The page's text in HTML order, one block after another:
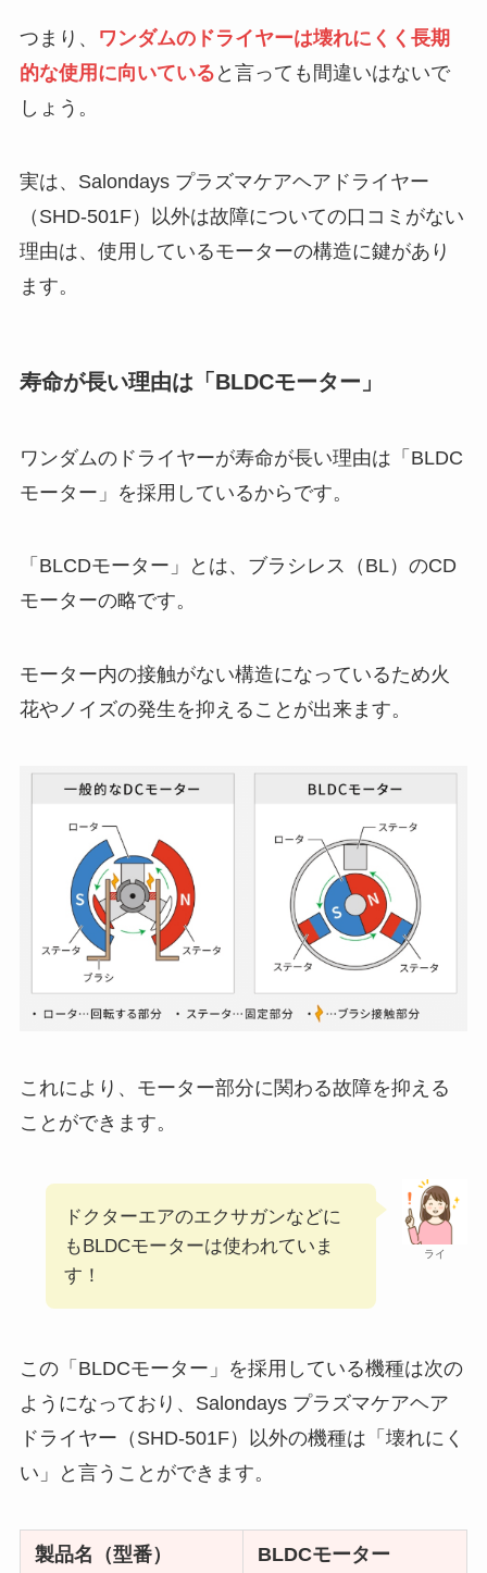
つまり、
ワンダムのドライヤーは壊れにくく長期
的な使用に向いている と言っても間違いはないで
しょう。
実は、Salondays プラズマケアヘアドライヤー
（SHD-501F）以外は故障についての口コミがない
理由は、使用しているモーターの構造に鍵があり
ます。
寿命が長い理由は「BLDCモーター」
ワンダムのドライヤーが寿命が長い理由は「BLDC
モーター」を採用しているからです。
「BLCDモーター」とは、ブラシレス（BL）のCD
モーターの略です。
モーター内の接触がない構造になっているため火
花やノイズの発生を抑えることが出来ます。
これにより、モーター部分に関わる故障を抑える
ことができます。
ライ
ドクターエアのエクサガンなどに
もBLDCモーターは使われていま
す！
この「BLDCモーター」を採用している機種は次の
ようになっており、Salondays プラズマケアヘア
ドライヤー（SHD-501F）以外の機種は「壊れにく
い」と言うことができます。
製品名（型番） BLDCモーター